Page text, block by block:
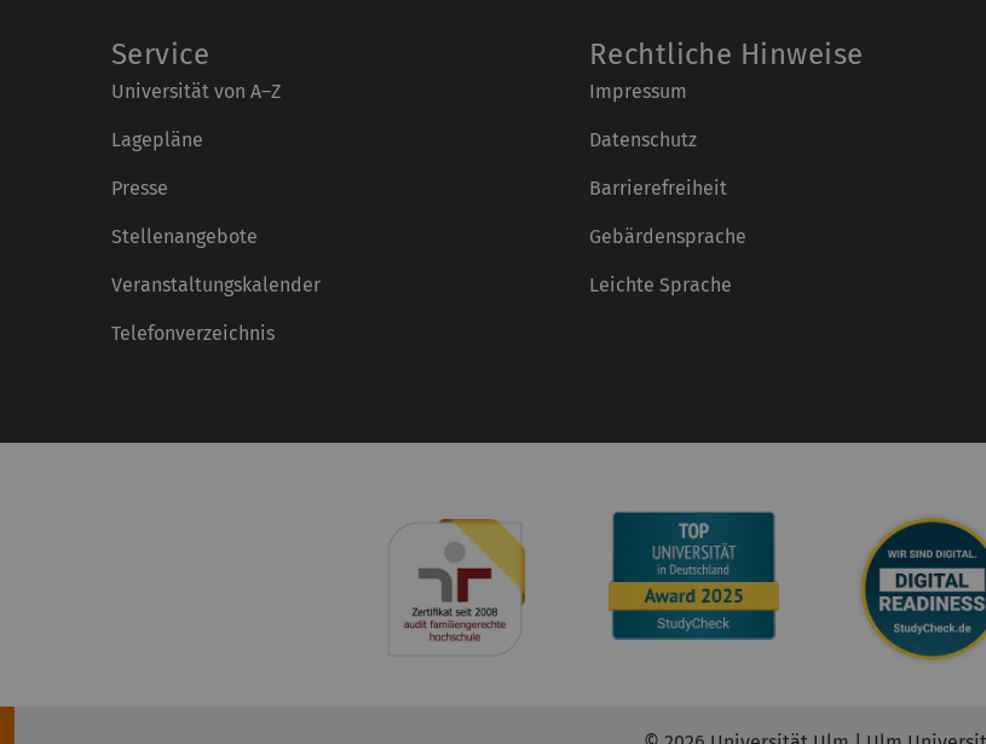
Service
Universität von A–Z
Lagepläne
Presse
Stellenangebote
Veranstaltungskalender
Telefonverzeichnis
Rechtliche Hinweise
Impressum
Datenschutz
Barrierefreiheit
Gebärdensprache
Leichte Sprache